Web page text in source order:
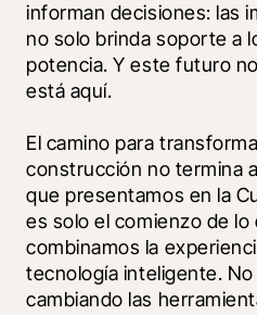
informan decisiones: las
no solo brinda soporte a
potencia. Y este futuro
está aquí.
El camino para
construcción no termina
que presentamos en la
es solo el comienzo de
combinamos la
tecnología inteligente.
cambiando las